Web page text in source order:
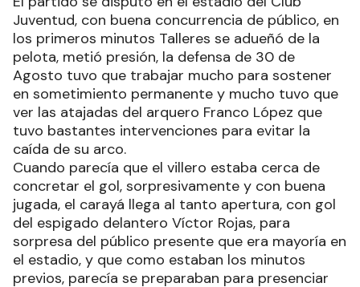
Juventud, con buena concurrencia de público, en
los primeros minutos Talleres se adueñó de la
pelota, metió presión, la defensa de 30 de
Agosto tuvo que trabajar mucho para sostener
en sometimiento permanente y mucho tuvo que
ver las atajadas del arquero Franco López que
tuvo bastantes intervenciones para evitar la
caída de su arco.
Cuando parecía que el villero estaba cerca de
concretar el gol, sorpresivamente y con buena
jugada, el carayá llega al tanto apertura, con gol
del espigado delantero Víctor Rojas, para
sorpresa del público presente que era mayoría en
el estadio, y que como estaban los minutos
previos, parecía se preparaban para presenciar